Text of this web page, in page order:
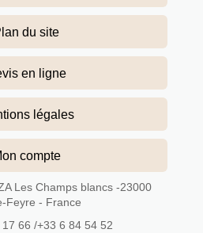
du site
en ligne
légales
compte
Les Champs blancs -23000
Feyre - France
66 /+33 6 84 54 52